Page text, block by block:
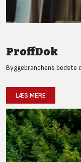
ProffDok
Byggebranchens
LÆS MERE